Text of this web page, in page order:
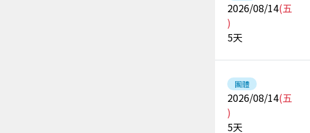
2026/08/14(五
)
5天
團體
2026/08/14(五
)
5天